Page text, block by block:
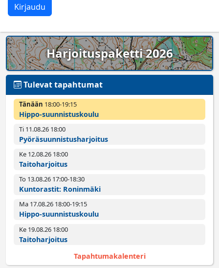
Harjoituspaketti 2026
Tulevat tapahtumat
Tänään 18:00­-19:15
Hippo-suunnistuskoulu
Ti 11.08.26 18:00­
Pyörä­suunnistus­harjoitus
Ke 12.08.26 18:00­
Taitoharjoitus
To 13.08.26 17:00­-18:30
Kuntorastit: Roninmäki
Ma 17.08.26 18:00­-19:15
Hippo-suunnistuskoulu
Ke 19.08.26 18:00­
Taitoharjoitus
Tapahtumakalenteri